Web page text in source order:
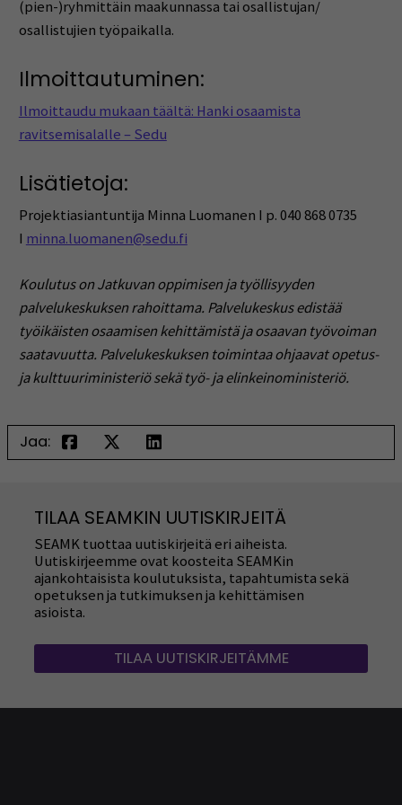
(pien-)ryhmittäin maakunnassa tai osallistujan/
osallistujien työpaikalla.
Ilmoittautuminen:
Ilmoittaudu mukaan täältä: Hanki osaamista
ravitsemisalalle – Sedu
Lisätietoja:
Projektiasiantuntija Minna Luomanen I p. 040 868 0735
I minna.luomanen@sedu.fi
Koulutus on Jatkuvan oppimisen ja työllisyyden
palvelukeskuksen rahoittama. Palvelukeskus edistää
työikäisten osaamisen kehittämistä ja osaavan työvoiman
saatavuutta. Palvelukeskuksen toimintaa ohjaavat opetus-
ja kulttuuriministeriö sekä työ- ja elinkeinoministeriö.
Jaa:
TILAA SEAMKIN UUTISKIRJEITÄ
SEAMK tuottaa uutiskirjeitä eri aiheista.
Uutiskirjeemme ovat koosteita SEAMKin
ajankohtaisista koulutuksista, tapahtumista sekä
opetuksen ja tutkimuksen ja kehittämisen
asioista.
TILAA UUTISKIRJEITÄMME